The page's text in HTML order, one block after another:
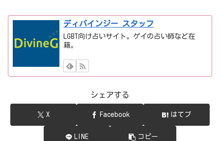
ディバインジー スタッフ
LGBT向け占いサイト。ゲイの占い師など在
籍。
シェアする
X Facebook はてブ
LINE コピー